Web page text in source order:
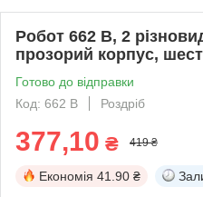
Робот 662 B, 2
прозорий корпус,
Готово до відправки
Код: 662 B
Роздріб
377,10 ₴ 419 ₴
Економія 41.90 ₴